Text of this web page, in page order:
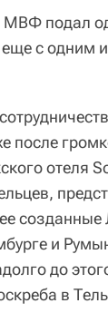
МВФ подал
с одним
после
отеля
и
до
в